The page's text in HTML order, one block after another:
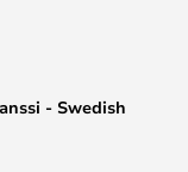
- Swedish